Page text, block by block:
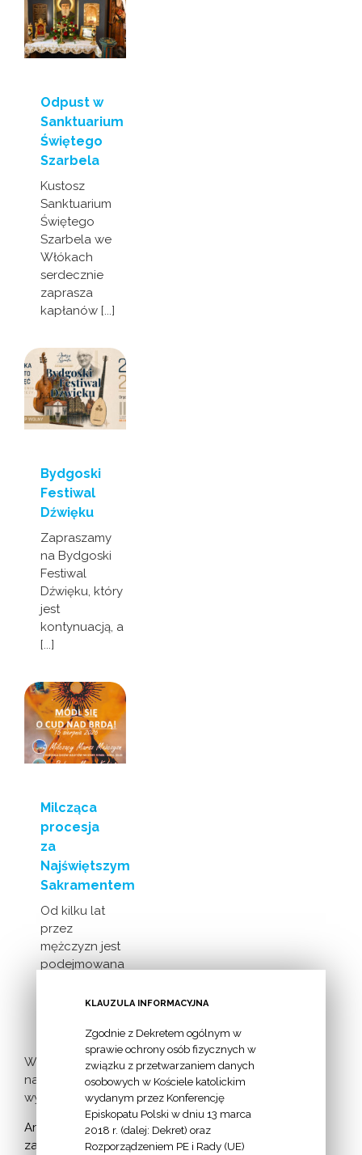
Odpust w
Sanktuarium
Świętego
Szarbela
Kustosz
Sanktuarium
Świętego
Szarbela we
Włókach
serdecznie
zaprasza
kapłanów [...]
Bydgoski
Festiwal
Dźwięku
Zapraszamy
na Bydgoski
Festiwal
Dźwięku, który
jest
kontynuacją, a
[...]
Milcząca
procesja
za
Najświętszym
Sakramentem
Od kilku lat
przez
mężczyzn jest
podejmowana
milczącej [...]
Więcej
nadchodzących
wydarzeń >
Archiwum
zapowiedzi:
KLAUZULA INFORMACYJNA
Zgodnie z Dekretem ogólnym w
sprawie ochrony osób fizycznych w
związku z przetwarzaniem danych
osobowych w Kościele katolickim
wydanym przez Konferencję
Episkopatu Polski w dniu 13 marca
2018 r. (dalej: Dekret) oraz
Rozporządzeniem PE i Rady (UE)